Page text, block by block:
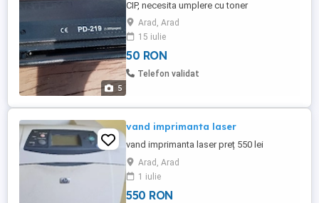
5
CIP, necesita umplere cu toner
Arad, Arad
15 iulie
50 RON
Telefon validat
vand imprimanta laser
vand imprimanta laser preț 550 lei
Arad, Arad
1 iulie
550 RON